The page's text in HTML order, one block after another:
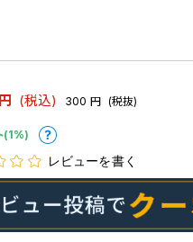
円 (税込) 300 円 (税抜)
(1%)
レビューを書く